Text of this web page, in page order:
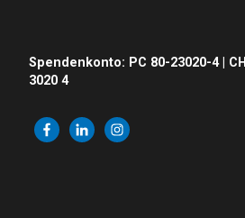
Spendenkonto: PC 80-23020-4 |
3020 4